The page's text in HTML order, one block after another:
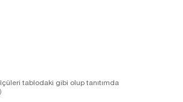
tablodaki gibi olup tanıtımda